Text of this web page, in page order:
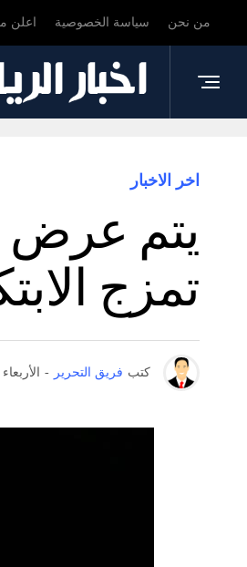
من نحن سياسة الخصوصية اعلن
اخر الاخبار
يتم عرض
تمزج
كتب فريق التحرير - الأربعاء 15 أكتوبر 3:25 م